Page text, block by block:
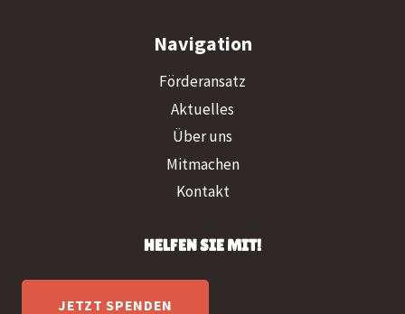
Navigation
Förderansatz
Aktuelles
Über uns
Mitmachen
Kontakt
HELFEN SIE MIT!
JETZT SPENDEN